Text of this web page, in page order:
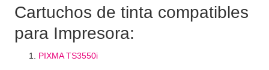
Cartuchos de tinta compatibles
para Impresora:
PIXMA TS3550i